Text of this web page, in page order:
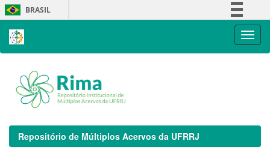
Skip
navigation
BRASIL
Repositório de Múltiplos Acervos da UFRRJ